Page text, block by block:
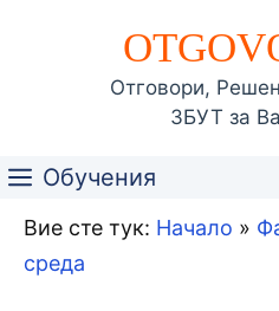
съдържанието
Отговори,
ЗБУТ за
Обучения
Вие сте тук: Начало »
среда